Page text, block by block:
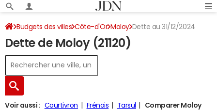
Budgets des villes Côte-d'Or Moloy Dette au 31/12/2024
Dette de Moloy (21120)
Voir aussi : Courtivron Frénois Tarsul
Comparer Moloy